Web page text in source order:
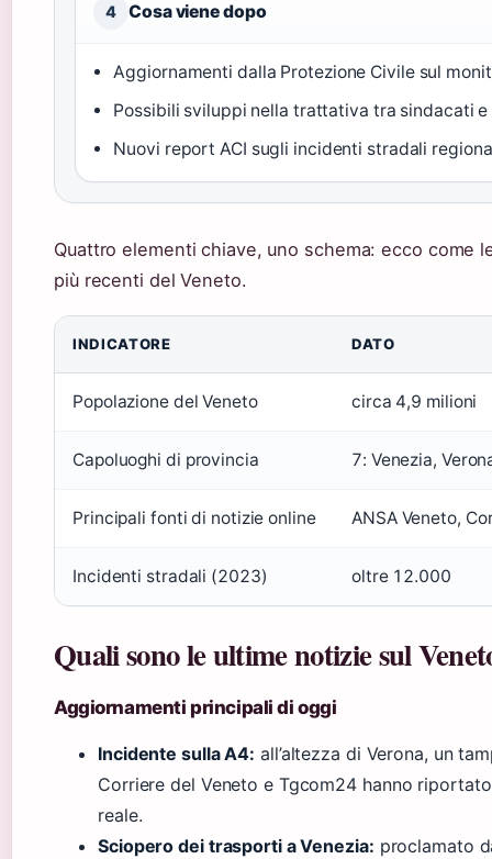
4 Cosa viene dopo
Aggiornamenti dalla Protezione Civile sul
Possibili sviluppi nella trattativa tra sindacati e
Nuovi report ACI sugli incidenti stradali
Quattro elementi chiave, uno schema: ecco
più recenti del Veneto.
INDICATORE DATO
Popolazione del Veneto circa 4,9 milioni
Capoluoghi di provincia 7: Venezia,
Principali fonti di notizie online ANSA Veneto,
Incidenti stradali (2023) oltre 12.000
Quali sono le ultime notizie sul
Aggiornamenti principali di oggi
Incidente sulla A4: all’altezza di Verona, un
Corriere del Veneto e Tgcom24 hanno
reale.
Sciopero dei trasporti a Venezia: proclamato